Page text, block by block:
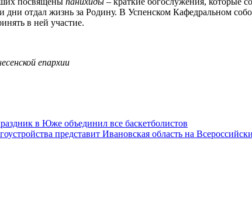
дни отдал жизнь за Родину. В Успенском Кафедральном
в ней участие.
епархии
в Юже объединил все баскетболистов
представит Ивановская область на